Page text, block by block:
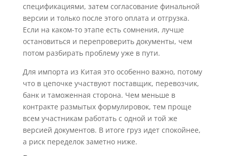
спецификациями, затем согласование финальной
версии и только после этого оплата и отгрузка.
Если на каком-то этапе есть сомнения, лучше
остановиться и перепроверить документы, чем
потом разбирать проблему уже в пути.
Для импорта из Китая это особенно важно, потому
что в цепочке участвуют поставщик, перевозчик,
банк и таможенная сторона. Чем меньше в
контракте размытых формулировок, тем проще
всем участникам работать с одной и той же
версией документов. В итоге груз идет спокойнее,
а риск переделок заметно ниже.